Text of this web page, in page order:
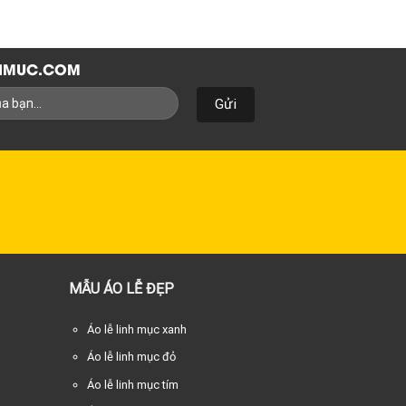
MẪU ÁO LỄ ĐẸP
Áo lễ linh mục xanh
Áo lễ linh mục đỏ
Áo lễ linh mục tím